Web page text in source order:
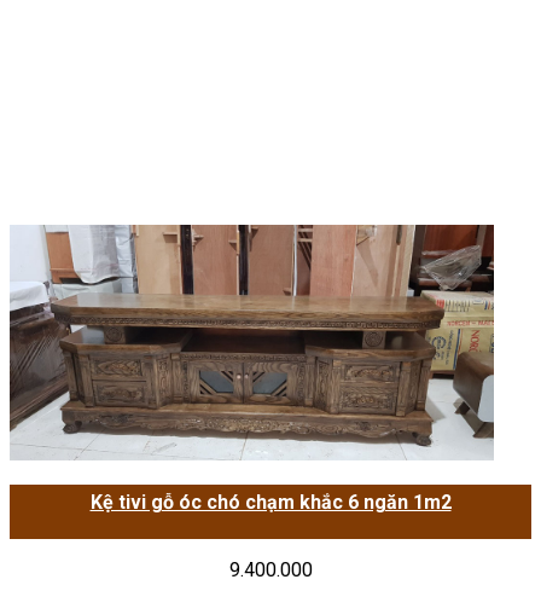
Kệ tivi gỗ óc chó chạm khắc 6 ngăn 1m2
9.400.000